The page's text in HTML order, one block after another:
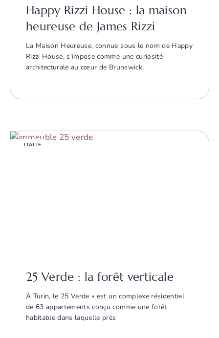
Happy Rizzi House : la maison
heureuse de James Rizzi
La Maison Heureuse, connue sous le nom de Happy
Rizzi House, s’impose comme une curiosité
architecturale au cœur de Brunswick,
ITALIE
25 Verde : la forêt verticale
À Turin, le 25 Verde » est un complexe résidentiel
de 63 appartements conçu comme une forêt
habitable dans laquelle près